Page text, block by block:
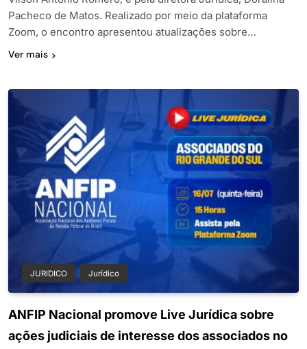
Pacheco de Matos. Realizado por meio da plataforma
Zoom, o encontro apresentou atualizações sobre…
Ver mais
JURIDICO Jurídico
ANFIP Nacional promove Live Jurídica sobre
ações judiciais de interesse dos associados no